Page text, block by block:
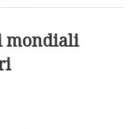
mondiali